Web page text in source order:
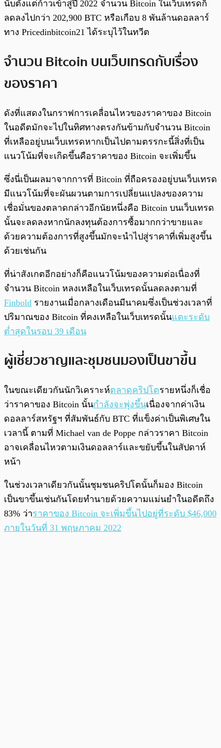
นับตั้งแต่ก้าวเข้าสู่ปี 2022 จำนวน Bitcoin ในเว็บเทรดก็
ลดลงไปกว่า 202,900 BTC หรือเกือบ 8 พันล้านดอลลาร์
ทาง Pricedinbitcoin21 ได้ระบุไว้ในทวีต
จำนวน Bitcoin บนเว็บเทรดกับเรื่อง
ของราคา
ดังที่แสดงในกราฟการเคลื่อนไหวของราคาของ Bitcoin
ในอดีตมักจะไปในทิศทางตรงกันข้ามกับจำนวน Bitcoin
ที่เหลืออยู่บนเว็บเทรดหากเป็นไปตามตรรกะนี้สิ่งที่เป็น
แนวโน้มที่จะเกิดขึ้นคือราคาของ Bitcoin จะเพิ่มขึ้น
ซึ่งนี่เป็นผลมาจากการที่ Bitcoin ที่ถือครองอยู่บนเว็บเทรด
มีแนวโน้มที่จะผันผวนตามการเปลี่ยนแปลงของความ
เชื่อมั่นของตลาดกล่าวอีกนัยหนึ่งคือ Bitcoin บนเว็บเทรด
นั้นจะลดลงหากนักลงทุนต้องการซื้อมากกว่าขายและ
ด้วยความต้องการที่สูงขึ้นมักจะนำไปสู่ราคาที่เพิ่มสูงขึ้น
ด้วยเช่นกัน
ที่น่าสังเกตอีกอย่างก็คือแนวโน้มของความต่อเนื่องที่
จำนวน Bitcoin หลงเหลือในเว็บเทรดนั้นลดลงตามที่
Finbold รายงานเมื่อกลางเดือนมีนาคมซึ่งเป็นช่วงเวลาที่
ปริมาณของ Bitcoin ที่คงเหลือในเว็บเทรดนั้นแตะระดับ
ต่ำสุดในรอบ 39 เดือน
ผู้เชี่ยวชาญและชุมชนมองเป็นขาขึ้น
ในขณะเดียวกันนักวิเคราะห์ตลาดคริปโตรายหนึ่งก็เชื่อ
ว่าราคาของ Bitcoin นั้นกำลังจะพุ่งขึ้นเนื่องจากค่าเงิน
ดอลลาร์สหรัฐฯ ที่สัมพันธ์กับ BTC ที่แข็งค่าเป็นพิเศษใน
เวลานี้ ตามที่ Michael van de Poppe กล่าวราคา Bitcoin
อาจเคลื่อนไหวตามเงินดอลลาร์และขยับขึ้นในสัปดาห์
หน้า
ในช่วงเวลาเดียวกันนั้นชุมชนคริปโตนั้นก็มอง Bitcoin
เป็นขาขึ้นเช่นกันโดยทำนายด้วยความแม่นยำในอดีตถึง
83% ว่าราคาของ Bitcoin จะเพิ่มขึ้นไปอยู่ที่ระดับ $46,000
ภายในวันที่ 31 พฤษภาคม 2022